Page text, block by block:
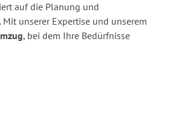
auf die Planung und
unserer Expertise und unserem
, bei dem Ihre Bedürfnisse